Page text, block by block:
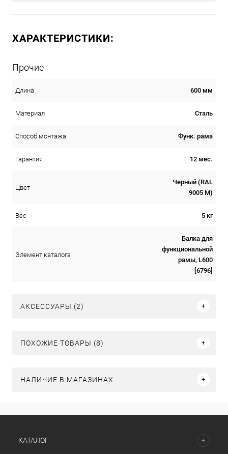
ХАРАКТЕРИСТИКИ:
Прочие
Длина 600 мм
Материал Сталь
Способ монтажа Функ. рама
Гарантия 12 мес.
Цвет
Черный (RAL
9005 М)
Вес 5 кг
Элемент каталога
Балка для
функциональной
рамы, L600
[6796]
АКСЕССУАРЫ (2)
ПОХОЖИЕ ТОВАРЫ (8)
НАЛИЧИЕ В МАГАЗИНАХ
КАТАЛОГ